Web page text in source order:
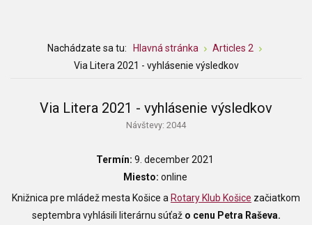
Nachádzate sa tu: Hlavná stránka
Articles 2
Via Litera 2021 - vyhlásenie výsledkov
Via Litera 2021 - vyhlásenie výsledkov
Návštevy: 2044
Termín: 9. december 2021
Miesto: online
Knižnica pre mládež mesta Košice a Rotary Klub Košice začiatkom
septembra vyhlásili literárnu súťaž o cenu Petra Raševa.